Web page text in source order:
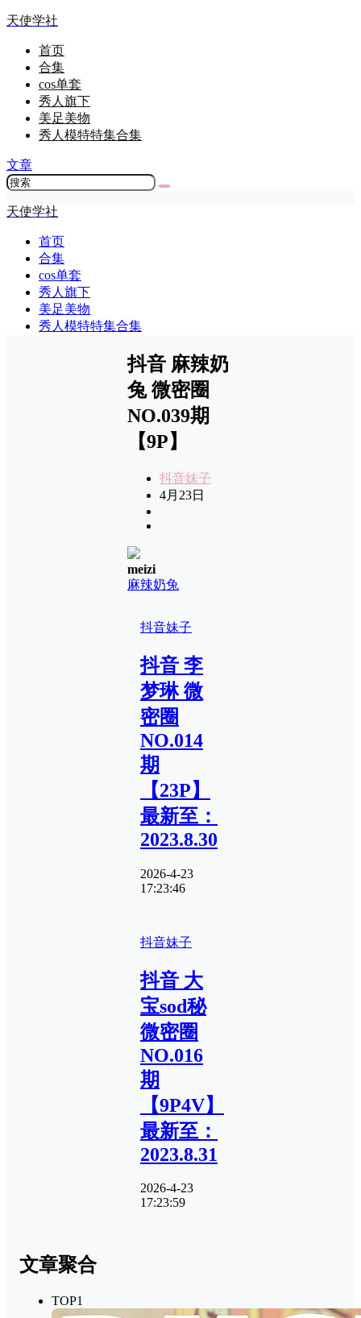
天使学社
首页
合集
cos单套
秀人旗下
美足美物
秀人模特特集合集
文章
天使学社
首页
合集
cos单套
秀人旗下
美足美物
秀人模特特集合集
抖音 麻辣奶
兔 微密圈
NO.039期
【9P】
抖音妹子
4月23日
meizi
麻辣奶兔
抖音妹子
抖音 李
梦琳 微
密圈
NO.014
期
【23P】
最新至：
2023.8.30
2026-4-23
17:23:46
抖音妹子
抖音 大
宝sod秘
微密圈
NO.016
期
【9P4V】
最新至：
2023.8.31
2026-4-23
17:23:59
文章聚合
TOP1